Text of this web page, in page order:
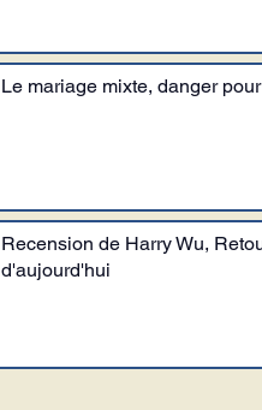
Le mariage mixte, danger
Recension de Harry Wu,
d'aujourd'hui